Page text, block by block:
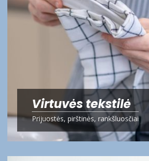
Virtuvės tekstilė
Prijuostės, pirštinės, rankšluosčiai